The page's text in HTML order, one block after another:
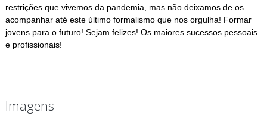
restrições que vivemos da pandemia, mas não deixamos de os
acompanhar até este último formalismo que nos orgulha! Formar
jovens para o futuro! Sejam felizes! Os maiores sucessos pessoais
e profissionais!
Imagens